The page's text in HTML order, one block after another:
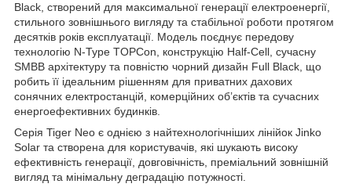
Black, створений для максимальної генерації електроенергії,
стильного зовнішнього вигляду та стабільної роботи протягом
десятків років експлуатації. Модель поєднує передову
технологію N-Type TOPCon, конструкцію Half-Cell, сучасну
SMBB архітектуру та повністю чорний дизайн Full Black, що
робить її ідеальним рішенням для приватних дахових
сонячних електростанцій, комерційних об’єктів та сучасних
енергоефективних будинків.
Серія Tiger Neo є однією з найтехнологічніших лінійок Jinko
Solar та створена для користувачів, які шукають високу
ефективність генерації, довговічність, преміальний зовнішній
вигляд та мінімальну деградацію потужності.